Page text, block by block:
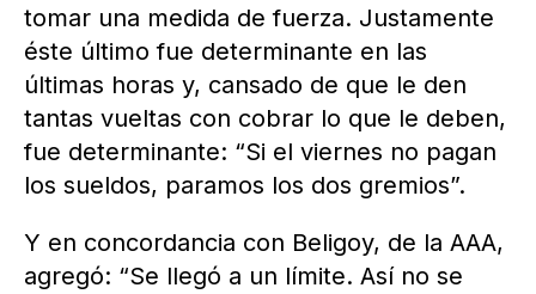
tomar una medida de fuerza. Justamente
éste último fue determinante en las
últimas horas y, cansado de que le den
tantas vueltas con cobrar lo que le deben,
fue determinante: “Si el viernes no pagan
los sueldos, paramos los dos gremios”.
Y en concordancia con Beligoy, de la AAA,
agregó: “Se llegó a un límite. Así no se